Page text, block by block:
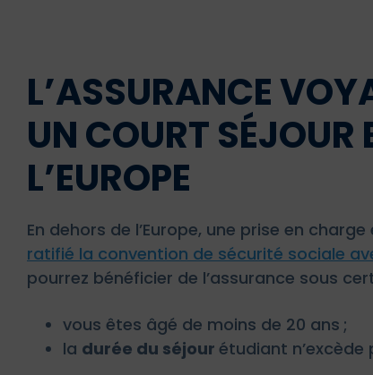
L’ASSURANCE
UN COURT SÉJOUR
L’EUROPE
En dehors de l’Europe, une prise en
ratifié la convention de sécurité sociale
pourrez bénéficier de l’assurance sous
vous êtes âgé de moins de 20 ans ;
la durée du séjour étudiant n’excède